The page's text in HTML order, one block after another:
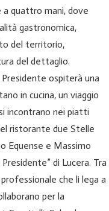
a quattro mani, dove
gastronomica,
del territorio,
del dettaglio.
ospiterà una
in cucina, un viaggio
incontrano nei piatti
ristorante due Stelle
Equense e Massimo
di Lucera. Tra
che li lega a
per la